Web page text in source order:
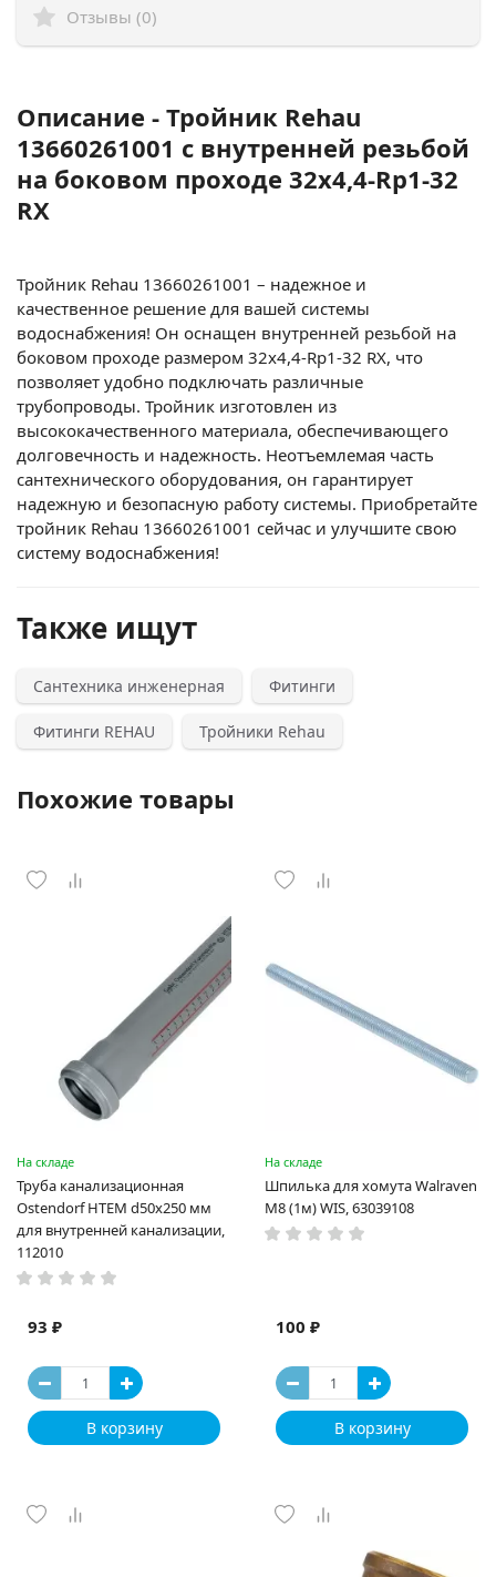
Отзывы (0)
Описание - Тройник Rehau
13660261001 с внутренней резьбой
на боковом проходе 32x4,4-Rp1-32
RX
Тройник Rehau 13660261001 – надежное и
качественное решение для вашей системы
водоснабжения! Он оснащен внутренней резьбой на
боковом проходе размером 32x4,4-Rp1-32 RX, что
позволяет удобно подключать различные
трубопроводы. Тройник изготовлен из
высококачественного материала, обеспечивающего
долговечность и надежность. Неотъемлемая часть
сантехнического оборудования, он гарантирует
надежную и безопасную работу системы. Приобретайте
тройник Rehau 13660261001 сейчас и улучшите свою
систему водоснабжения!
Также ищут
Сантехника инженерная Фитинги
Фитинги REHAU Тройники Rehau
Похожие товары
На складе
Труба канализационная
Ostendorf HTEM d50x250 мм
для внутренней канализации,
112010
93 ₽
В корзину
На складе
Шпилька для хомута Walraven
M8 (1м) WIS, 63039108
100 ₽
В корзину